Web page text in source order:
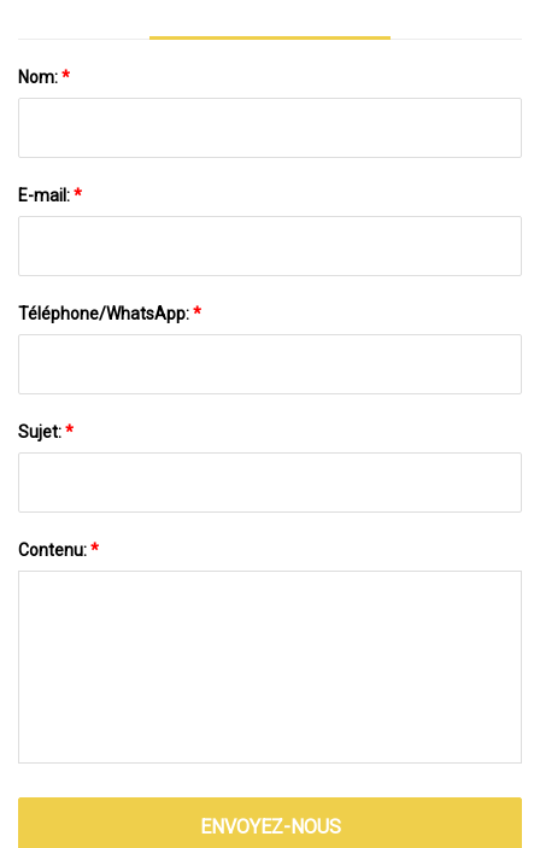
Nom:*
E-mail:*
Téléphone/WhatsApp:*
Sujet:*
Contenu:*
ENVOYEZ-NOUS